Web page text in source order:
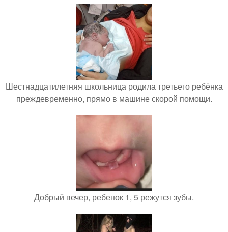
Шестнадцатилетняя школьница родила третьего ребёнка
преждевременно, прямо в машине скорой помощи.
Добрый вечер, ребенок 1, 5 режутся зубы.